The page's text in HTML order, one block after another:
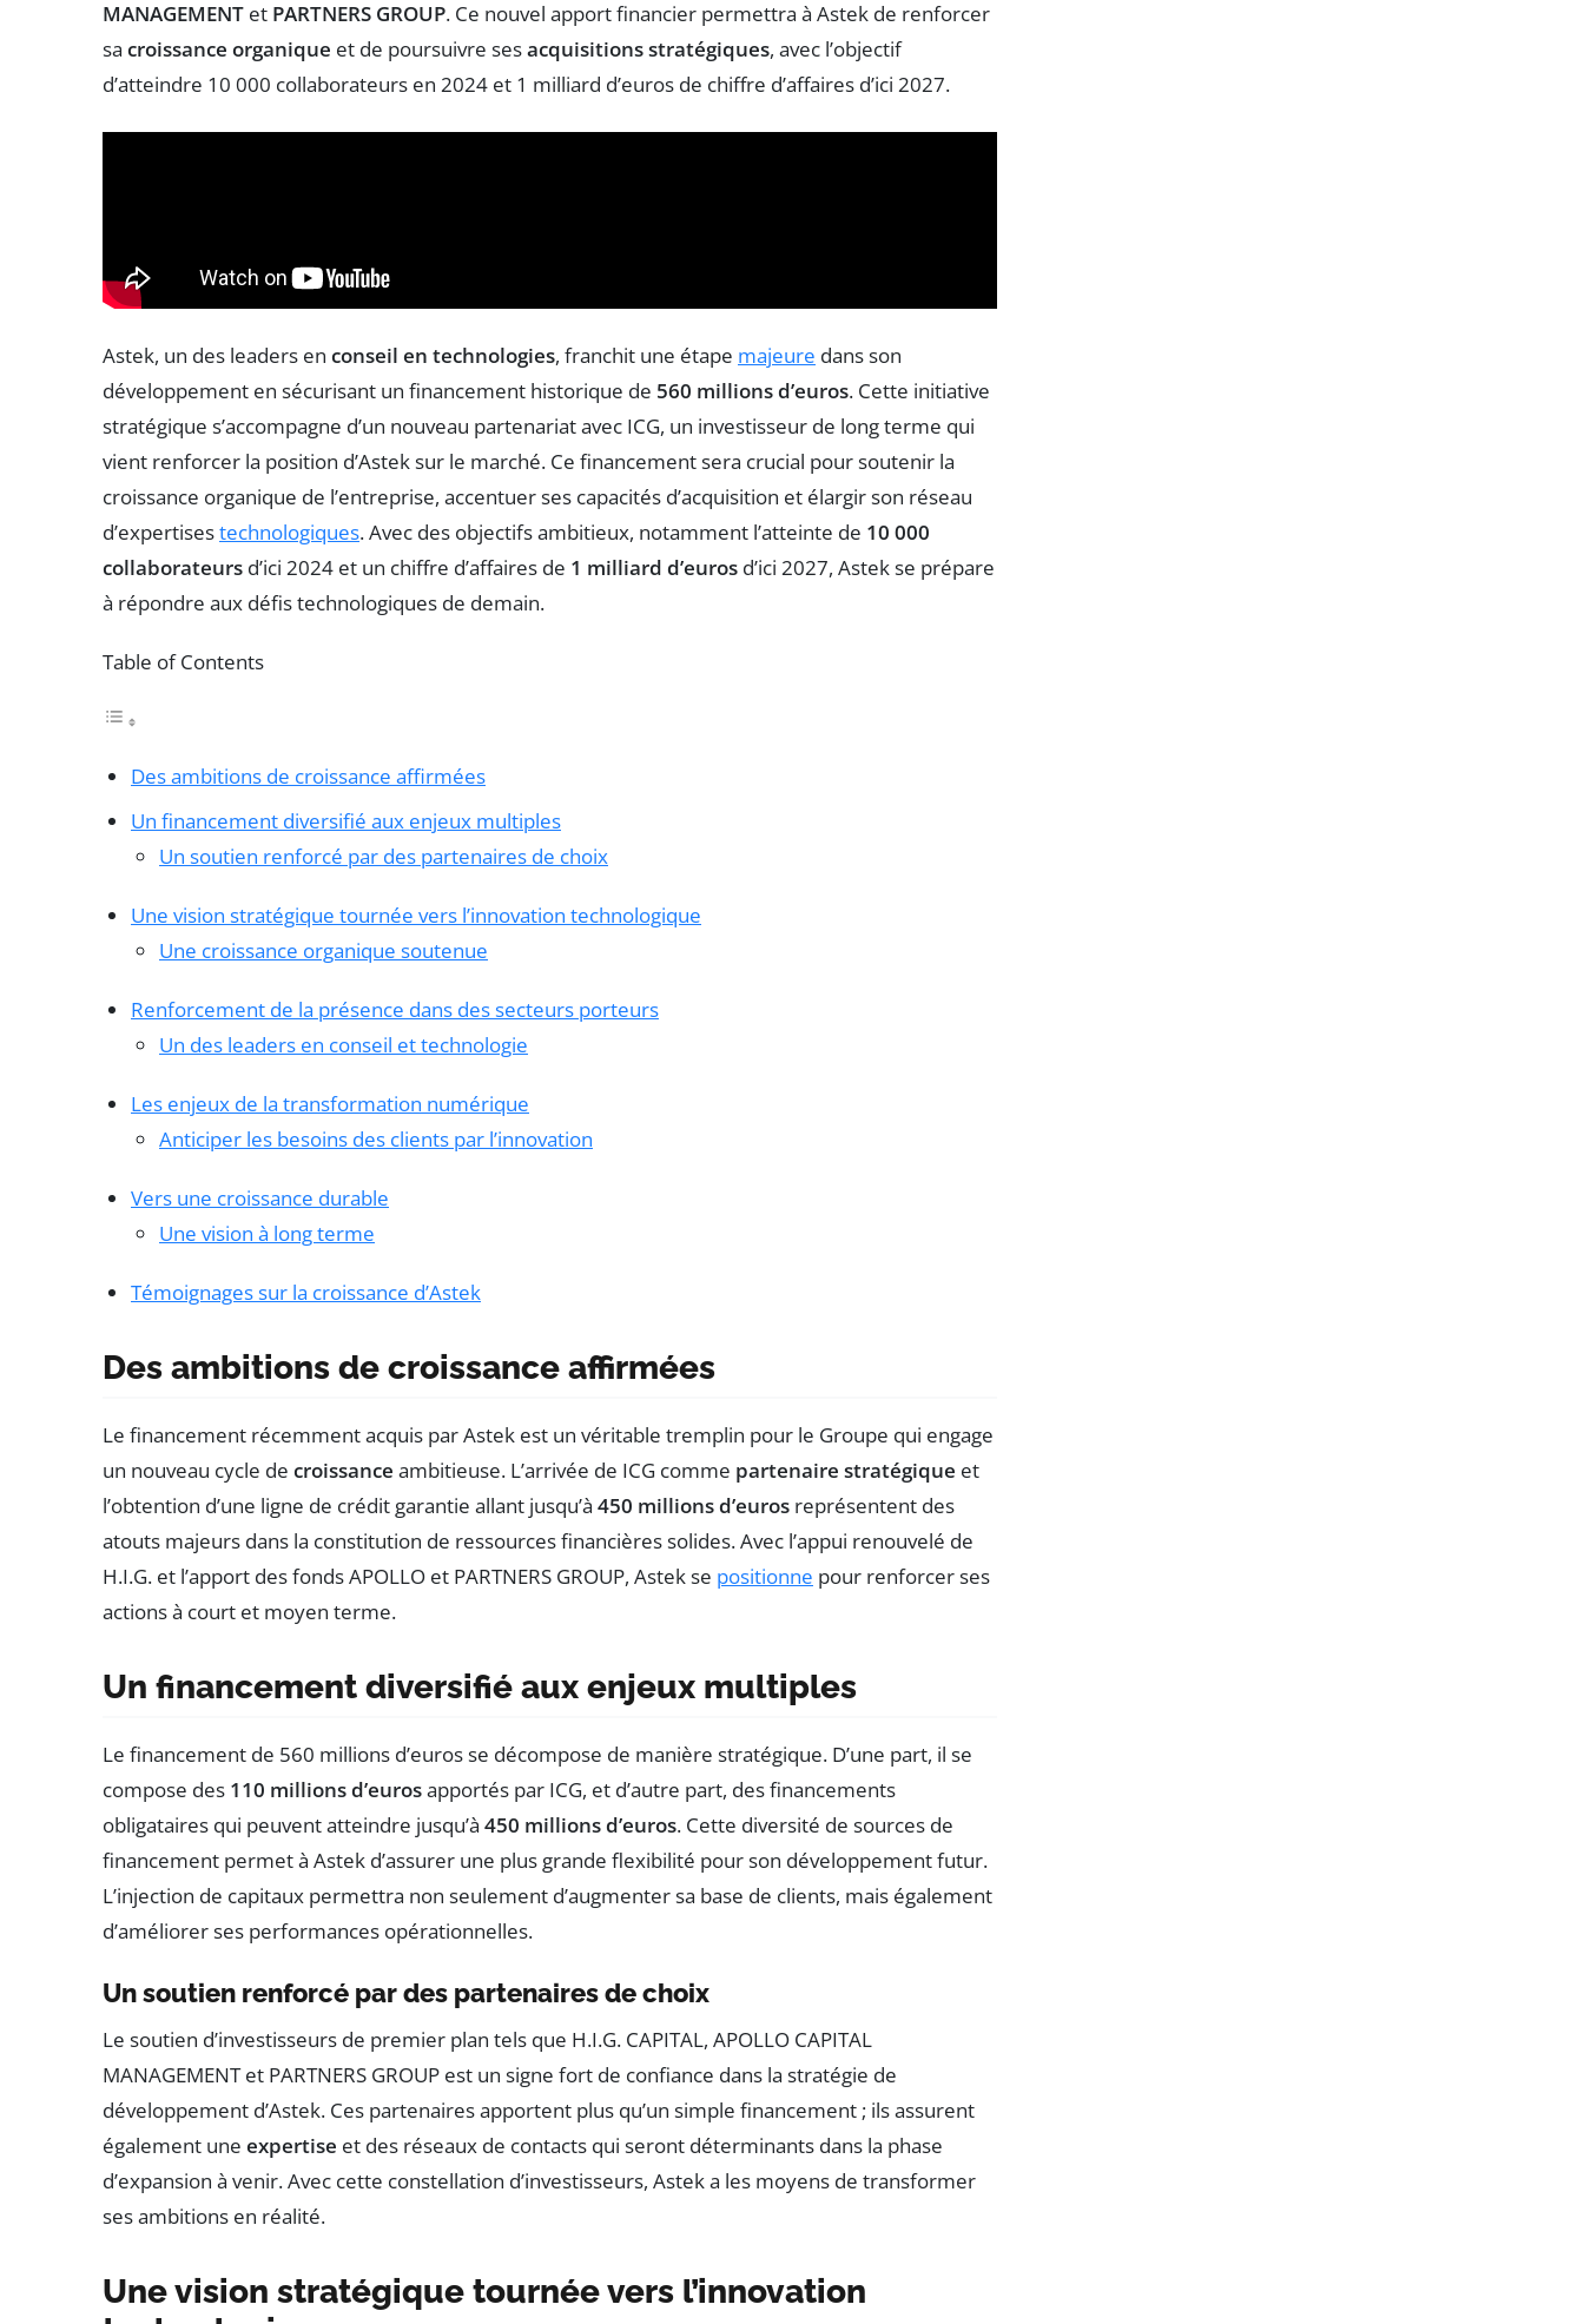
MANAGEMENT et PARTNERS GROUP. Ce nouvel apport financier permettra à Astek de renforcer
sa croissance organique et de poursuivre sesacquisitions stratégiques, avec l’objectif
d’atteindre 10 000 collaborateurs en 2024 et 1 milliard d’euros de chiffre d’affaires d’ici 2027.
Astek, un des leaders en conseil en technologies, franchit une étape majeure dans son
développement en sécurisant un financement historique de 560 millions d’euros. Cette initiative
stratégique s’accompagne d’un nouveau partenariat avec ICG, un investisseur de long terme qui
vient renforcer la position d’Astek sur le marché. Ce financement sera crucial pour soutenir la
croissance organique de l’entreprise, accentuer ses capacités d’acquisition et élargir son réseau
d’expertisestechnologiques. Avec des objectifs ambitieux, notamment l’atteinte de 10 000
collaborateurs d’ici 2024 et un chiffre d’affaires de 1 milliard d’euros d’ici 2027, Astek se prépare
à répondre aux défis technologiques de demain.
Table of Contents
Des ambitions de croissance affirmées
Un financement diversifié aux enjeux multiples
Un soutien renforcé par des partenaires de choix
Une vision stratégique tournée vers l’innovation technologique
Une croissance organique soutenue
Renforcement de la présence dans des secteurs porteurs
Un des leaders en conseil et technologie
Les enjeux de la transformation numérique
Anticiper les besoins des clients par l’innovation
Vers une croissance durable
Une vision à long terme
Témoignages sur la croissance d’Astek
Des ambitions de croissance affirmées
Le financement récemment acquis par Astek est un véritable tremplin pour le Groupe qui engage
un nouveau cycle de croissance ambitieuse. L’arrivée de ICG comme partenaire stratégique et
l’obtention d’une ligne de crédit garantie allant jusqu’à 450 millions d’euros représentent des
atouts majeurs dans la constitution de ressources financières solides. Avec l’appui renouvelé de
H.I.G. et l’apport des fonds APOLLO et PARTNERS GROUP, Astek se positionne pour renforcer ses
actions à court et moyen terme.
Un financement diversifié aux enjeux multiples
Le financement de 560 millions d’euros se décompose de manière stratégique. D’une part, il se
compose des 110 millions d’eurosapportés par ICG, et d’autre part, des financements
obligataires qui peuvent atteindre jusqu’à 450 millions d’euros. Cette diversité de sources de
financement permet à Astek d’assurer une plus grande flexibilité pour son développement futur.
L’injection de capitaux permettra non seulement d’augmenter sa base de clients, mais également
d’améliorer ses performances opérationnelles.
Un soutien renforcé par des partenaires de choix
Le soutien d’investisseurs de premier plan tels que H.I.G. CAPITAL, APOLLO CAPITAL
MANAGEMENT et PARTNERS GROUP est un signe fort de confiance dans la stratégie de
développement d’Astek. Ces partenaires apportent plus qu’un simple financement ; ils assurent
également une expertise et des réseaux de contacts qui seront déterminants dans la phase
d’expansion à venir. Avec cette constellation d’investisseurs, Astek a les moyens de transformer
ses ambitions en réalité.
Une vision stratégique tournée vers l’innovation